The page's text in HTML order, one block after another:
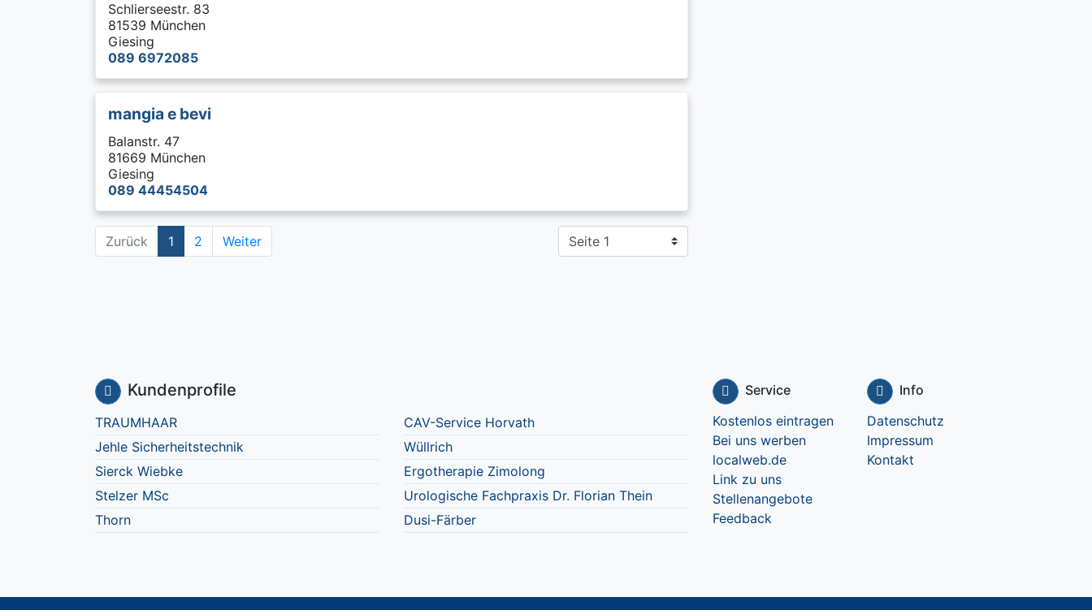
Schlierseestr. 83
81539 München
Giesing
089 6972085
mangia e bevi
Balanstr. 47
81669 München
Giesing
089 44454504
Zurück 1 2 Weiter
Kundenprofile
TRAUMHAAR
Jehle Sicherheitstechnik
Sierck Wiebke
Stelzer MSc
Thorn
CAV-Service Horvath
Wüllrich
Ergotherapie Zimolong
Urologische Fachpraxis Dr. Florian Thein
Dusi-Färber
Service
Kostenlos eintragen
Bei uns werben
localweb.de
Link zu uns
Stellenangebote
Feedback
Info
Datenschutz
Impressum
Kontakt